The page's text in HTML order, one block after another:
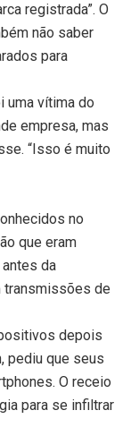
registrada”. O
não saber
para
uma vítima do
empresa, mas
“Isso é muito
no
que eram
da
transmissões de
depois
pediu que seus
O receio
para se infiltrar